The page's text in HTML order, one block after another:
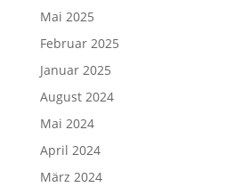
Mai 2025
Februar 2025
Januar 2025
August 2024
Mai 2024
April 2024
März 2024